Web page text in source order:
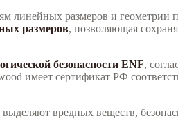
линейных размеров и геометрии
размеров, позволяющая
безопасности ЕNF,
имеет сертификат РФ
вредных веществ,